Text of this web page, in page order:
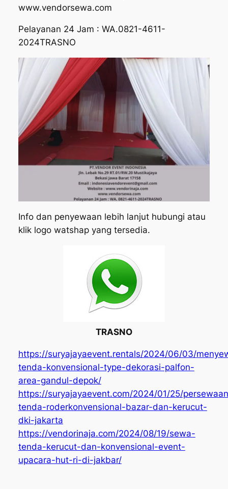
www.vendorsewa.com
Pelayanan 24 Jam : WA.0821-4611-
2024TRASNO
Info dan penyewaan lebih lanjut hubungi atau
klik logo watshap yang tersedia.
TRASNO
https://suryajayaevent.rentals/2024/06/03/
tenda-konvensional-type-dekorasi-palfon-
area-gandul-depok/
https://suryajayaevent.com/2024/01/25/
tenda-roderkonvensional-bazar-dan-kerucut-
dki-jakarta
https://vendorinaja.com/2024/08/19/sewa-
tenda-kerucut-dan-konvensional-event-
upacara-hut-ri-di-jakbar/